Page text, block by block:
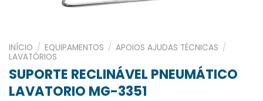
INÍCIO / EQUIPAMENTOS / APOIOS AJUDAS TÉCNICAS /
LAVATÓRIOS
SUPORTE RECLINÁVEL PNEUMÁTICO
LAVATORIO MG-3351